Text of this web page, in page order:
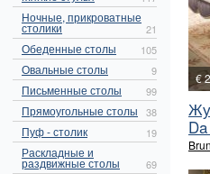
Ночные, прикроватные
столики 21
Обеденные столы 105
Овальные столы 9
Письменные столы 99
Прямоугольные столы 38
Пуф - столик 19
Раскладные и
раздвижные столы 69
€